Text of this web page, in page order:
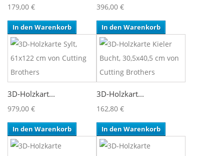
179,00 €
In den Warenkorb
396,00 €
In den Warenkorb
3D-Holzkart...
979,00 €
In den Warenkorb
3D-Holzkart...
162,80 €
In den Warenkorb